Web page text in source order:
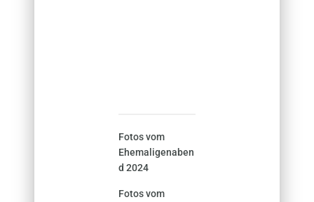
Fotos vom
Ehemaligenaben
d 2024
Fotos vom